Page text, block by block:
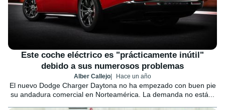
Este coche eléctrico es "prácticamente inútil"
debido a sus numerosos problemas
Alber Callejo Hace un año
El nuevo Dodge Charger Daytona no ha empezado con buen pie
su andadura comercial en Norteamérica. La demanda no está...